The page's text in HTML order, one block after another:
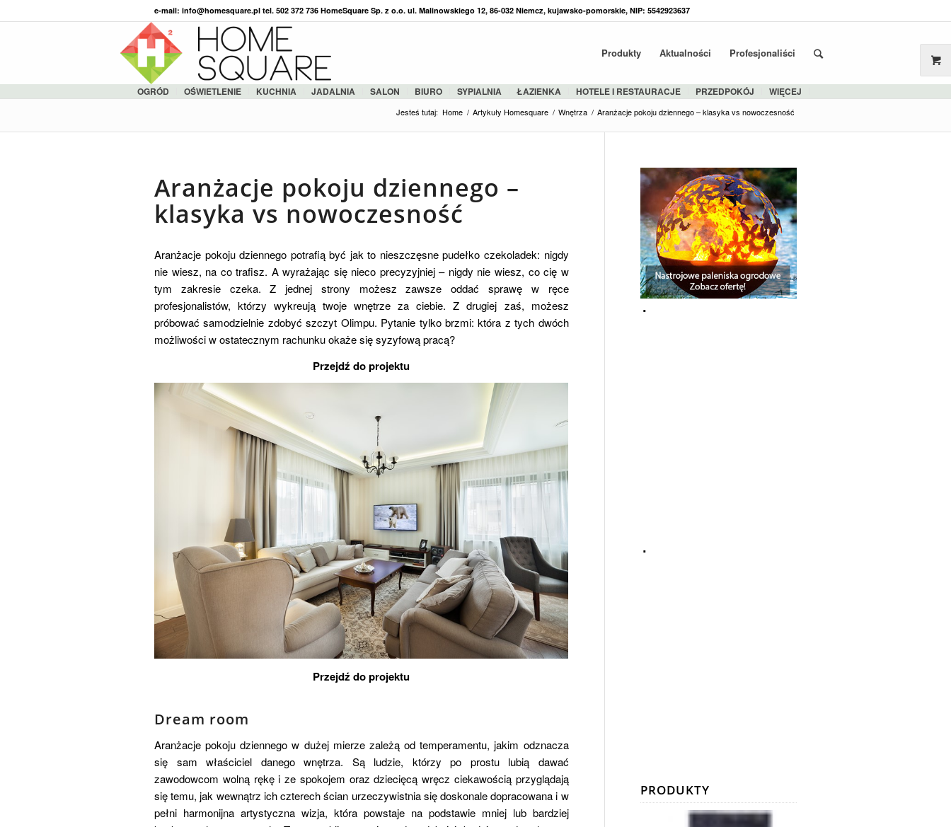
e-mail: info@homesquare.pl tel. 502 372 736 HomeSquare Sp. z o.o. ul. Malinowskiego 12, 86-032 Niemcz, kujawsko-pomorskie, NIP: 5542923637
Produkty Aktualności Profesjonaliści
OGRÓD OŚWIETLENIE KUCHNIA JADALNIA SALON BIURO SYPIALNIA ŁAZIENKA HOTELE I RESTAURACJE PRZEDPOKÓJ WIĘCEJ
Jesteś tutaj: Home / Artykuły Homesquare / Wnętrza / Aranżacje pokoju dziennego – klasyka vs nowoczesność
Aranżacje pokoju dziennego –
klasyka vs nowoczesność
Aranżacje pokoju dziennego potrafią być jak to nieszczęsne pudełko czekoladek: nigdy
nie wiesz, na co trafisz. A wyrażając się nieco precyzyjniej – nigdy nie wiesz, co cię w
tym zakresie czeka. Z jednej strony możesz zawsze oddać sprawę w ręce
profesjonalistów, którzy wykreują twoje wnętrze za ciebie. Z drugiej zaś, możesz
próbować samodzielnie zdobyć szczyt Olimpu. Pytanie tylko brzmi: która z tych dwóch
możliwości w ostatecznym rachunku okaże się syzyfową pracą?
Przejdź do projektu
Przejdź do projektu
Dream room
Aranżacje pokoju dziennego w dużej mierze zależą od temperamentu, jakim odznacza
się sam właściciel danego wnętrza. Są ludzie, którzy po prostu lubią dawać
zawodowcom wolną rękę i ze spokojem oraz dziecięcą wręcz ciekawością przyglądają
się temu, jak wewnątrz ich czterech ścian urzeczywistnia się doskonale dopracowana i w
pełni harmonijna artystyczna wizja, która powstaje na podstawie mniej lub bardziej
PRODUKTY